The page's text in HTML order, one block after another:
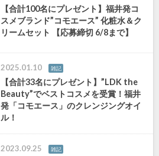
【合計100名にプレゼント】福井発コ
スメブランド”コモエース” 化粧水＆ク
リームセット 【応募締切 6/8まで】
2025.01.10 雑記
【合計33名にプレゼント】”LDK the
Beauty”でベストコスメを受賞！福井
発「コモエース」のクレンジングオイ
ル！
2023.09.25 雑記